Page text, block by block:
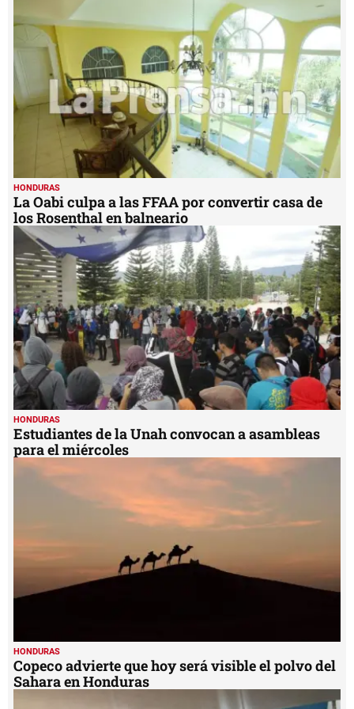
HONDURAS
La Oabi culpa a las FFAA por convertir casa de
los Rosenthal en balneario
HONDURAS
Estudiantes de la Unah convocan a asambleas
para el miércoles
HONDURAS
Copeco advierte que hoy será visible el polvo del
Sahara en Honduras